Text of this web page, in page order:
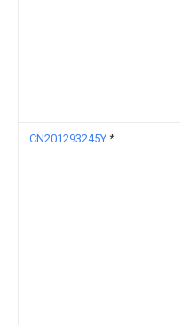
CN201293245Y *